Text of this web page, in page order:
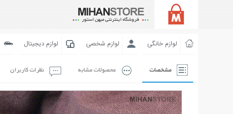
لوازم خانگی لوازم شخصی لوازم دیجیتال
مشخصات محصولات مشابه نظرات کاربران